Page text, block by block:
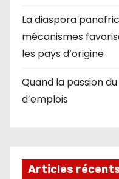
La diaspora
mécanismes
les pays d’origine
Quand la passion
d’emplois
Articles